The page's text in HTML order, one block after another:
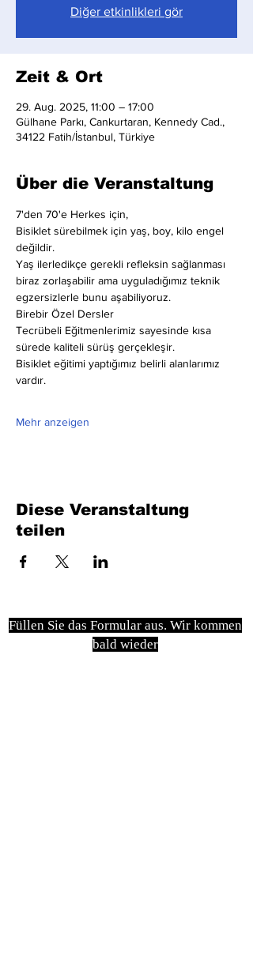
Diğer etkinlikleri gör
Zeit & Ort
29. Aug. 2025, 11:00 – 17:00
Gülhane Parkı, Cankurtaran, Kennedy Cad.,
34122 Fatih/İstanbul, Türkiye
Über die Veranstaltung
7'den 70'e Herkes için,
Bisiklet sürebilmek için yaş, boy, kilo engel
değildir.
Yaş ilerledikçe gerekli refleksin sağlanması
biraz zorlaşabilir ama uyguladığımız teknik
egzersizlerle bunu aşabiliyoruz.
Birebir Özel Dersler
Tecrübeli Eğitmenlerimiz sayesinde kısa
sürede kaliteli sürüş gerçekleşir.
Bisiklet eğitimi yaptığımız belirli alanlarımız
vardır.
Mehr anzeigen
Diese Veranstaltung
teilen
Füllen Sie das Formular aus. Wir kommen
bald wieder